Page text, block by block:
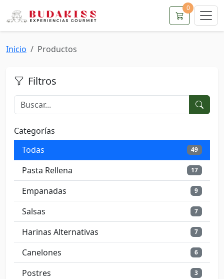
0
Inicio Productos
Filtros
Categorías
Todas
49
Pasta Rellena 17
Empanadas 9
Salsas 7
Harinas Alternativas 7
Canelones 6
Postres 3